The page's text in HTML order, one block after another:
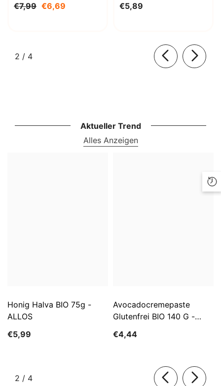
€7,99 €6,69
BioLaboratorium
€5,89
2 / von
4
Aktueller Trend
Alles Anzeigen
Honig Halva BIO 75g -
ALLOS
€5,99
Avocadocremepaste
Glutenfrei BIO 140 G -
€4,44
2 / von
4